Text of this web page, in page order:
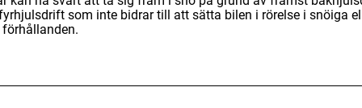
som inte bidrar till att sätta bilen i rörelse i snöiga